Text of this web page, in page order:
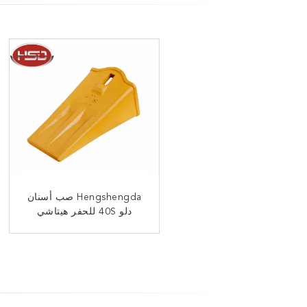
Hengshengda صب أسنان
دلو 40S للحفر هيتاشي
أسنان دلو الحفر DH220
2713-9041 للبيع بالجملة